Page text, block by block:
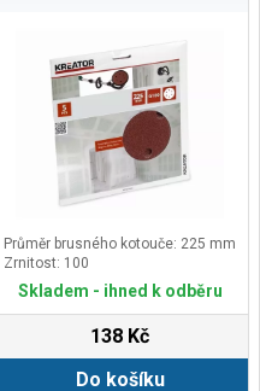
Průměr brusného kotouče: 225 mm
Zrnitost: 100
Skladem - ihned k odběru
138 Kč
Do košíku